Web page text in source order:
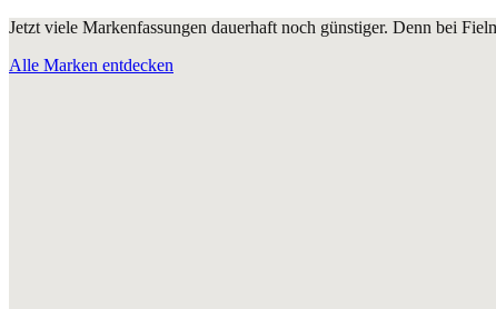
Jetzt viele Markenfassungen dauerhaft noch günstiger. Denn bei
Alle Marken entdecken